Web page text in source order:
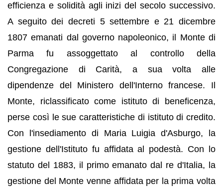
efficienza e solidità agli inizi del secolo successivo.
A seguito dei decreti 5 settembre e 21 dicembre
1807 emanati dal governo napoleonico, il Monte di
Parma fu assoggettato al controllo della
Congregazione di Carità, a sua volta alle
dipendenze del Ministero dell'Interno francese. Il
Monte, riclassificato come istituto di beneficenza,
perse così le sue caratteristiche di istituto di credito.
Con l'insediamento di Maria Luigia d'Asburgo, la
gestione dell'Istituto fu affidata al podestà. Con lo
statuto del 1883, il primo emanato dal re d'Italia, la
gestione del Monte venne affidata per la prima volta